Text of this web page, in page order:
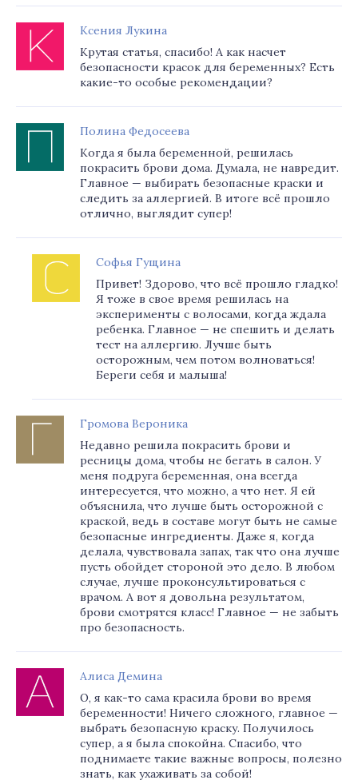
Ксения Лукина
Крутая статья, спасибо! А как насчет
безопасности красок для беременных? Есть
какие-то особые рекомендации?
Полина Федосеева
Когда я была беременной, решилась
покрасить брови дома. Думала, не навредит.
Главное — выбирать безопасные краски и
следить за аллергией. В итоге всё прошло
отлично, выглядит супер!
Софья Гущина
Привет! Здорово, что всё прошло гладко!
Я тоже в свое время решилась на
эксперименты с волосами, когда ждала
ребенка. Главное — не спешить и делать
тест на аллергию. Лучше быть
осторожным, чем потом волноваться!
Береги себя и малыша!
Громова Вероника
Недавно решила покрасить брови и
ресницы дома, чтобы не бегать в салон. У
меня подруга беременная, она всегда
интересуется, что можно, а что нет. Я ей
объяснила, что лучше быть осторожной с
краской, ведь в составе могут быть не самые
безопасные ингредиенты. Даже я, когда
делала, чувствовала запах, так что она лучше
пусть обойдет стороной это дело. В любом
случае, лучше проконсультироваться с
врачом. А вот я довольна результатом,
брови смотрятся класс! Главное — не забыть
про безопасность.
Алиса Демина
О, я как-то сама красила брови во время
беременности! Ничего сложного, главное —
выбрать безопасную краску. Получилось
супер, а я была спокойна. Спасибо, что
поднимаете такие важные вопросы, полезно
знать, как ухаживать за собой!